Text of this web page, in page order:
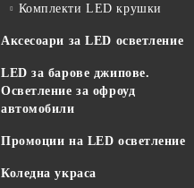
Комплекти LED крушки
Аксесоари за LED осветление
LED за барове джипове.
Осветление за офроуд
автомобили
Промоции на LED осветление
Коледна украса